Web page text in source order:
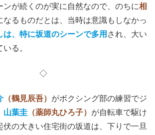
ンが続くのが実に自然なので、のちに相
なるものだとは、当時は意識もしなかっ
は、特に坂道のシーンで多用 され、大い
る。
◇
（鶴見辰吾） がボクシング部の練習でジ
山葉圭 （薬師丸ひろ子） が自転車で駆け
伏の大きい住宅街の坂道は、下りで一旦